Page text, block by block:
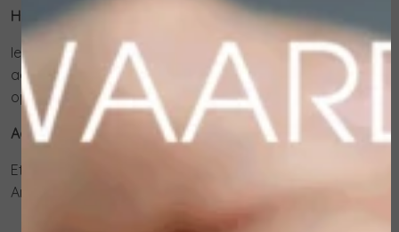
Hoe te gebruiken:
Iedere dag na een bad of douche op het hele lichaam
aanbrengen en inmasseren tot het product volledig is
opgenomen.
Actieve ingrediënten:
Etherische oliën van cederhout en sinaasappel
Amarantolie